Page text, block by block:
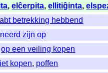
,elĉerpita,ellitiĝinta,
betrekking hebbend
zijn op
op een veiling kopen
kopen, poffen